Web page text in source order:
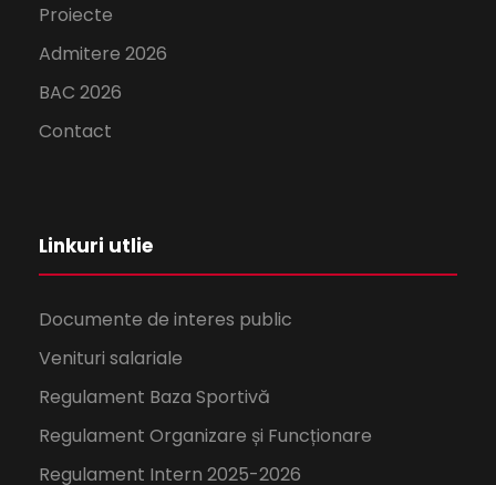
Proiecte
Admitere 2026
BAC 2026
Contact
Linkuri utlie
Documente de interes public
Venituri salariale
Regulament Baza Sportivă
Regulament Organizare și Funcționare
Regulament Intern 2025-2026